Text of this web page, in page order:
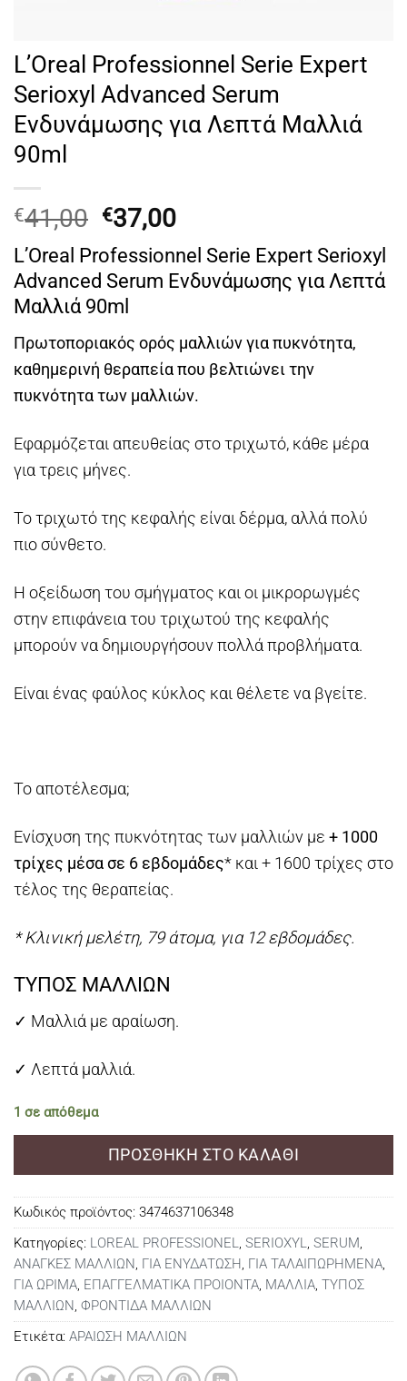
L’Oreal Professionnel Serie Expert
Serioxyl Advanced Serum
Ενδυνάμωσης για Λεπτά Μαλλιά
90ml
€41,00 Original
price
was:
€41,00.
€37,00Η
τρέχουσα
τιμή
είναι:
L’Oreal Professionnel Serie Expert Serioxyl
Advanced Serum Ενδυνάμωσης για Λεπτά
Μαλλιά 90ml
Πρωτοποριακός ορός μαλλιών για πυκνότητα,
καθημερινή θεραπεία που βελτιώνει την
πυκνότητα των μαλλιών.
Εφαρμόζεται απευθείας στο τριχωτό, κάθε μέρα
για τρεις μήνες.
Το τριχωτό της κεφαλής είναι δέρμα, αλλά πολύ
πιο σύνθετο.
Η οξείδωση του σμήγματος και οι μικρορωγμές
στην επιφάνεια του τριχωτού της κεφαλής
μπορούν να δημιουργήσουν πολλά προβλήματα.
Είναι ένας φαύλος κύκλος και θέλετε να βγείτε.
Το αποτέλεσμα;
Ενίσχυση της πυκνότητας των μαλλιών με + 1000
τρίχες μέσα σε 6 εβδομάδες* και + 1600 τρίχες στο
τέλος της θεραπείας.
* Κλινική μελέτη, 79 άτομα, για 12 εβδομάδες.
ΤΥΠΟΣ ΜΑΛΛΙΩΝ
✓ Μαλλιά με αραίωση.
✓ Λεπτά μαλλιά.
1 σε απόθεμα
ΠΡΟΣΘΉΚΗ ΣΤΟ ΚΑΛΆΘΙ
Κωδικός προϊόντος: 3474637106348
Κατηγορίες: LOREAL PROFESSIONEL, SERIOXYL, SERUM,
ΑΝΑΓΚΕΣ ΜΑΛΛΙΩΝ, ΓΙΑ ΕΝΥΔΑΤΩΣΗ, ΓΙΑ ΤΑΛΑΙΠΩΡΗΜΕΝΑ,
ΓΙΑ ΩΡΙΜΑ, ΕΠΑΓΓΕΛΜΑΤΙΚΑ ΠΡΟΙΟΝΤΑ, ΜΑΛΛΙΑ, ΤΥΠΟΣ
ΜΑΛΛΙΩΝ, ΦΡΟΝΤΙΔΑ ΜΑΛΛΙΩΝ
Ετικέτα: ΑΡΑΙΩΣΗ ΜΑΛΛΙΩΝ